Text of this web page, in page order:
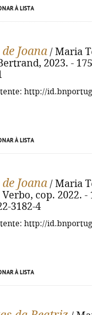
À LISTA
Joana / Maria
2023. -
http://
À LISTA
Joana / Maria
cop. 2022.
3182-4
http://
À LISTA